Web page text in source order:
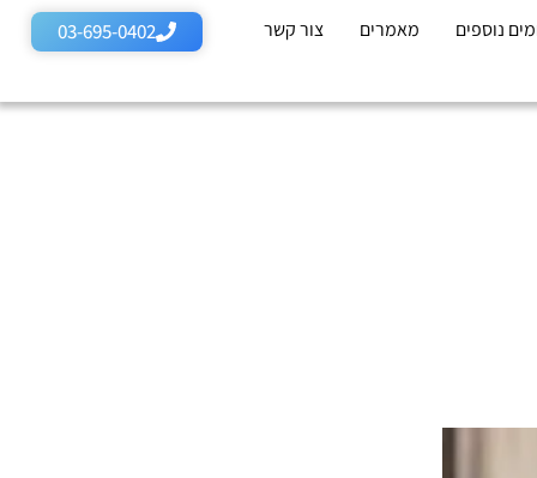
נוספים מאמרים צור קשר 03-695-0402